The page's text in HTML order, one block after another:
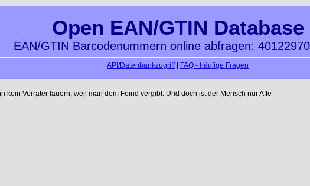
Open EAN/GTIN Database
EAN/GTIN Barcodenummern online abfragen:
API/Datenbankzugriff| FAQ - häufige Fragen
kein Verräter lauern, weil man dem Feind vergibt. Und doch ist der Mensch nur Affe